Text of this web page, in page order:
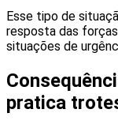
Esse tipo de
resposta das
situações de
pratica